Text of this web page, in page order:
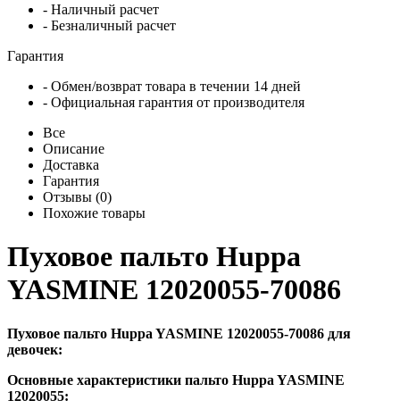
- Наличный расчет
- Безналичный расчет
Гарантия
- Обмен/возврат товара в течении 14 дней
- Официальная гарантия от производителя
Все
Описание
Доставка
Гарантия
Отзывы (0)
Похожие товары
Пуховое пальто Huppa
YASMINE 12020055-70086
Пуховое пальто Huppa YASMINE 12020055-70086 для
девочек:
Основные характеристики пальто Huppa YASMINE
12020055: